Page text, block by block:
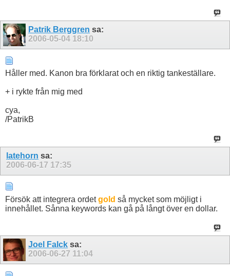
Patrik Berggren sa:
2006-05-04 18:10
Håller med. Kanon bra förklarat och en riktig tankeställare.
+ i rykte från mig med
cya,
/PatrikB
latehorn sa:
2006-06-17 17:35
Försök att integrera ordetgold så mycket som möjligt i
innehållet. Sånna keywords kan gå på långt över en dollar.
Joel Falck sa:
2006-06-27 11:04